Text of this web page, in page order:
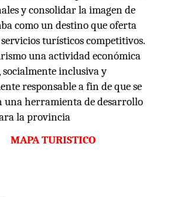
y consolidar la imagen de
como un destino que oferta
turísticos competitivos.
una actividad económica
inclusiva y
responsable a fin de que se
una herramienta de desarrollo
la provincia
MAPA TURISTICO